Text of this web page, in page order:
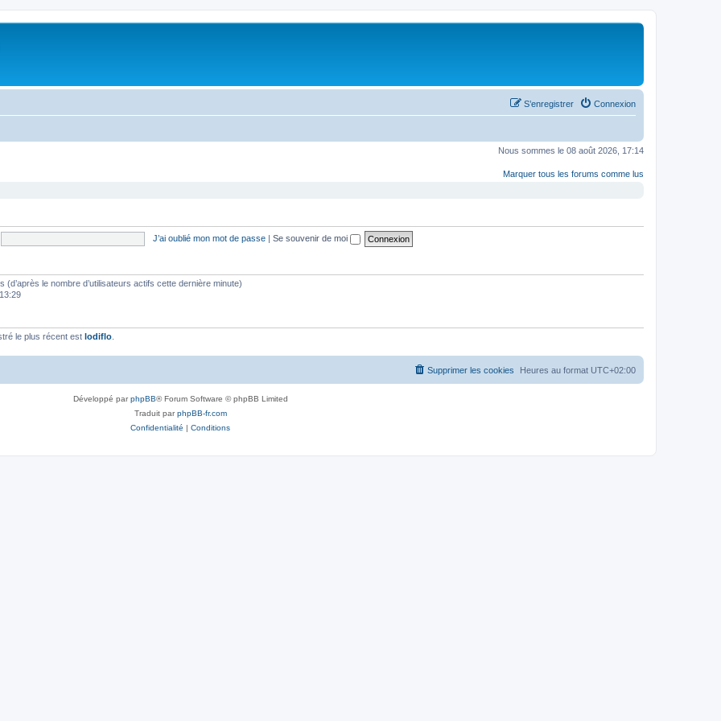
Connexion
S’enregistrer
Nous sommes le 08 août 2026, 17:14
Marquer tous les forums comme lus
J’ai oublié mon mot de passe | Se souvenir de moi
le nombre d’utilisateurs actifs cette dernière minute)
le plus récent est lodiflo
Heures au format UTC+02:00
Supprimer les cookies
Développé parphpBB® Forum Software © phpBB Limited
Traduit parphpBB-fr.com
Confidentialité | Conditions